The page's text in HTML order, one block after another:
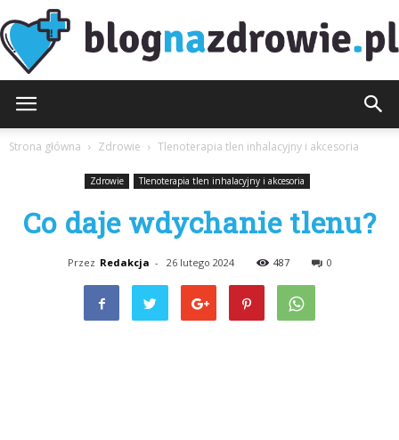
Strona główna Zdrowie Tlenoterapia tlen inhalacyjny i akcesoria
Zdrowie Tlenoterapia tlen inhalacyjny i akcesoria
Co daje wdychanie tlenu?
Przez Redakcja - 26 lutego 2024 487 0